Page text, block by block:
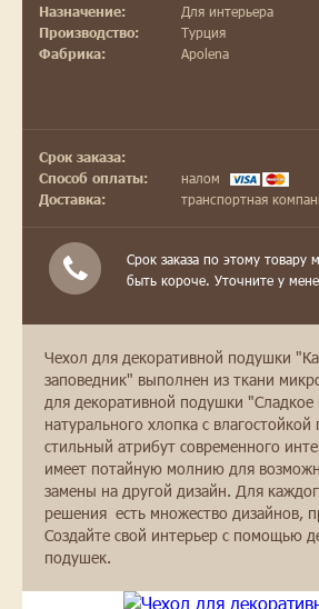
Назначение: Для интерьера
Производство: Турция
Фабрика: Apolena
Срок заказа:
Способ оплаты:
налом
Доставка: транспортная
Срок заказа по этому товару
быть короче. Уточните у
Чехол для декоративной подушки
заповедник" выполнен из ткани
для декоративной подушки "Сладкое
натурального хлопка с
стильный атрибут современного
имеет потайную молнию для
замены на другой дизайн. Для
решения есть множество дизайнов,
Создайте свой интерьер с помощью
подушек.